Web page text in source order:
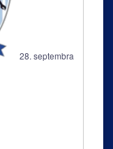
28. septembra